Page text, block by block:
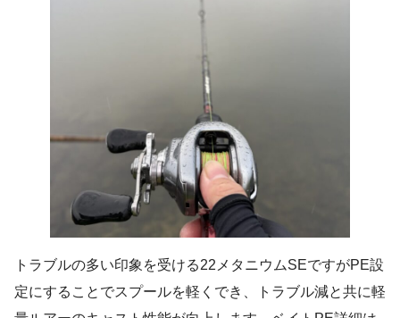
トラブルの多い印象を受ける22メタニウムSEですがPE設
定にすることでスプールを軽くでき、トラブル減と共に軽